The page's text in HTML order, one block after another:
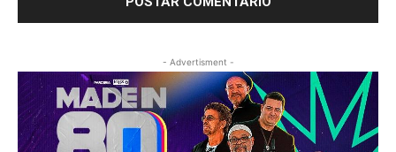
- Advertisment -